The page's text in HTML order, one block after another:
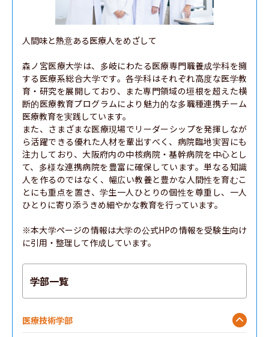
人間味と熱意ある医療人をめざして
森ノ宮医療大学は、多岐にわたる医療専門職養成学科を擁
する医療系総合大学です。各学科はそれぞれ高度な医学教
育・研究を展開しており、また専門領域の垣根を超えた横
断的医療教育プログラムにより魅力的な多職種連携チーム
医療教育を実践しています。
また、さまざまな医療現場でリーダーシップを発揮しなが
ら活躍できる優れた人材を輩出すべく、病院臨地実習にも
注力しており、大阪府内の中核病院・基幹病院を中心とし
て、多様な連携病院を豊富に確保しています。単なる知識
人を作るのではなく、幅広い教養と豊かな人間性を育むこ
とにも重点を置き、学生一人ひとりの個性を尊重し、一人
ひとりに寄り添うきめ細やかな教育を行っています。
※本大学ページの情報は大学の公式HPの情報を受験生向け
に引用・整理して作成しています。
学部一覧
医療技術学部